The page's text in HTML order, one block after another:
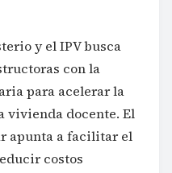
y el IPV busca
con la
para acelerar la
vivienda docente. El
apunta a facilitar el
costos